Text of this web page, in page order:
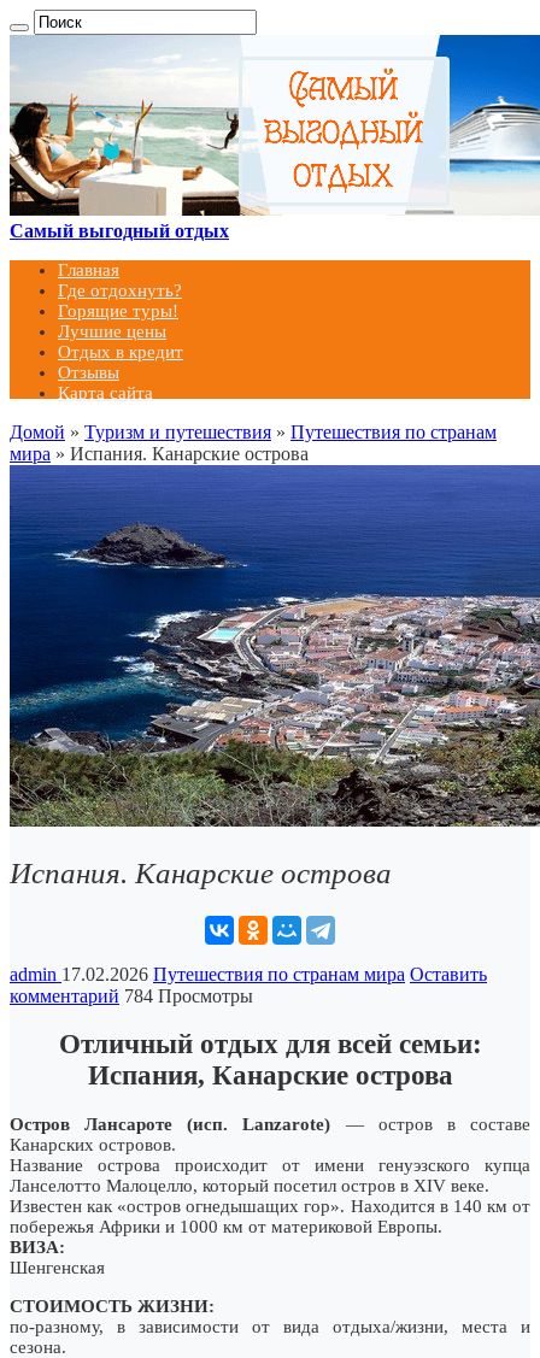
Самый выгодный отдых
Главная
Где отдохнуть?
Горящие туры!
Лучшие цены
Отдых в кредит
Отзывы
Карта сайта
Домой » Туризм и путешествия » Путешествия по странам
мира » Испания. Канарские острова
Испания. Канарские острова
admin 17.02.2026 Путешествия по странам мира Оставить
комментарий 784 Просмотры
Отличный отдых для всей семьи:
Испания, Канарские острова
Остров Лансароте (исп. Lanzarote) — остров в составе
Канарских островов.
Название острова происходит от имени генуэзского купца
Ланселотто Малоцелло, который посетил остров в XIV веке.
Известен как «остров огнедышащих гор». Находится в 140 км от
побережья Африки и 1000 км от материковой Европы.
ВИЗА:
Шенгенская
СТОИМОСТЬ ЖИЗНИ:
по-разному, в зависимости от вида отдыха/жизни, места и
сезона.